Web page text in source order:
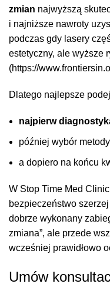
zmian najwyższą
i najniższe nawroty
podczas gdy lasery
estetyczny, ale wyższe
(https://
Dlatego najlepsze
najpierw
później wybór
a dopiero na końcu
W Stop Time Med
bezpieczeństwo
dobrze wykonany
zmiana”, ale przede
wcześniej prawidłowo
Umów